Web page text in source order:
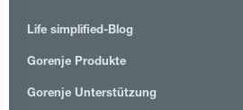
Life simplified-Blog
Gorenje Produkte
Gorenje Unterstützung